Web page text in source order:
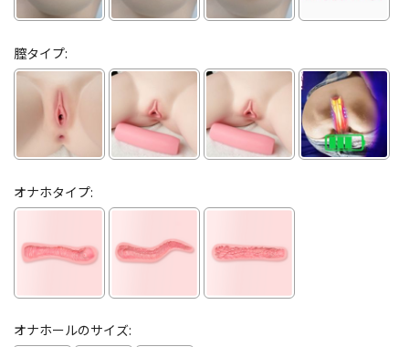
膣タイプ:
オナホタイプ:
オナホールのサイズ: